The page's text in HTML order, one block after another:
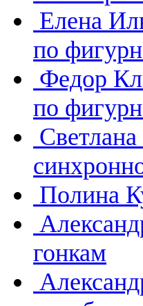
Елена
по
Федор
по
Полина
гонкам